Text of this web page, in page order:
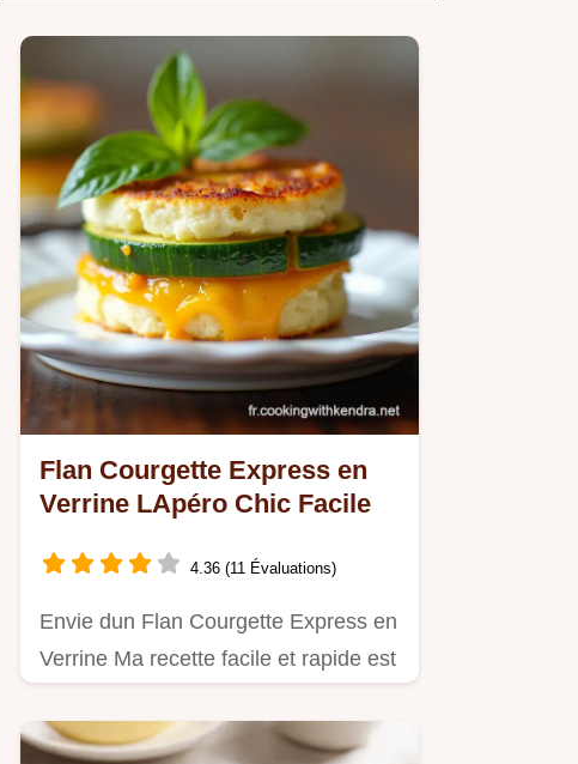
Flan Courgette Express en
Verrine LApéro Chic Facile
4.36 (11 Évaluations)
Envie dun Flan Courgette Express en
Verrine Ma recette facile et rapide est